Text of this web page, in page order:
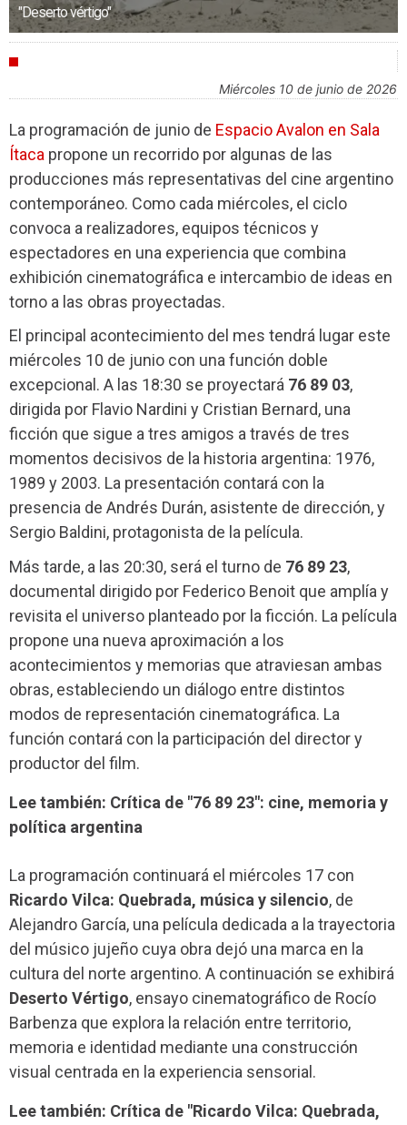
"Deserto vértigo"
miércoles 10 de junio de 2026
La programación de junio de Espacio Avalon en Sala
Ítaca propone un recorrido por algunas de las
producciones más representativas del cine argentino
contemporáneo. Como cada miércoles, el ciclo
convoca a realizadores, equipos técnicos y
espectadores en una experiencia que combina
exhibición cinematográfica e intercambio de ideas en
torno a las obras proyectadas.
El principal acontecimiento del mes tendrá lugar este
miércoles 10 de junio con una función doble
excepcional. A las 18:30 se proyectará 76 89 03,
dirigida por Flavio Nardini y Cristian Bernard, una
ficción que sigue a tres amigos a través de tres
momentos decisivos de la historia argentina: 1976,
1989 y 2003. La presentación contará con la
presencia de Andrés Durán, asistente de dirección, y
Sergio Baldini, protagonista de la película.
Más tarde, a las 20:30, será el turno de 76 89 23,
documental dirigido por Federico Benoit que amplía y
revisita el universo planteado por la ficción. La película
propone una nueva aproximación a los
acontecimientos y memorias que atraviesan ambas
obras, estableciendo un diálogo entre distintos
modos de representación cinematográfica. La
función contará con la participación del director y
productor del film.
Lee también: Crítica de "76 89 23": cine, memoria y
política argentina
La programación continuará el miércoles 17 con
Ricardo Vilca: Quebrada, música y silencio, de
Alejandro García, una película dedicada a la trayectoria
del músico jujeño cuya obra dejó una marca en la
cultura del norte argentino. A continuación se exhibirá
Deserto Vértigo, ensayo cinematográfico de Rocío
Barbenza que explora la relación entre territorio,
memoria e identidad mediante una construcción
visual centrada en la experiencia sensorial.
Lee también: Crítica de "Ricardo Vilca: Quebrada,